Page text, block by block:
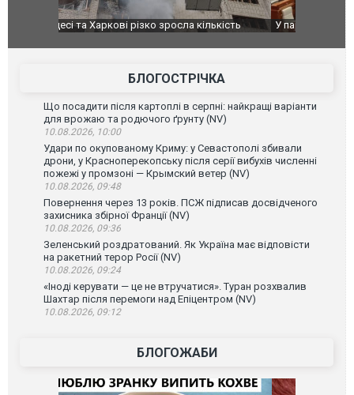
У парламенті Косово прем'єра закидали яйцями
Приїхав
до
зіркового
БЛОГОСТРІЧКА
Що посадити після картоплі в серпні: найкращі варіанти
для врожаю та родючого ґрунту (NV)
10.08.2026, 10:00
Удари по окупованому Криму: у Севастополі збивали
дрони, у Красноперекопську після серії вибухів численні
пожежі у промзоні — Крымский ветер (NV)
10.08.2026, 09:48
Повернення через 13 років. ПСЖ підписав досвідченого
захисника збірної Франції (NV)
10.08.2026, 09:36
Зеленський роздратований. Як Україна має відповісти
на ракетний терор Росії (NV)
10.08.2026, 09:24
«Іноді керувати — це не втручатися». Туран розхвалив
Шахтар після перемоги над Епіцентром (NV)
10.08.2026, 09:12
БЛОГОЖАБИ